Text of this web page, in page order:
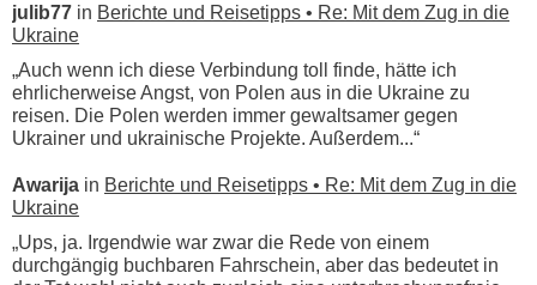
julib77 in Berichte und Reisetipps • Re: Mit dem Zug in die
Ukraine
„Auch wenn ich diese Verbindung toll finde, hätte ich
ehrlicherweise Angst, von Polen aus in die Ukraine zu
reisen. Die Polen werden immer gewaltsamer gegen
Ukrainer und ukrainische Projekte. Außerdem...“
Awarija in Berichte und Reisetipps • Re: Mit dem Zug in die
Ukraine
„Ups, ja. Irgendwie war zwar die Rede von einem
durchgängig buchbaren Fahrschein, aber das bedeutet in